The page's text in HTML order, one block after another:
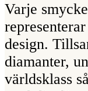
Varje
design.
diamanter,
världsklass